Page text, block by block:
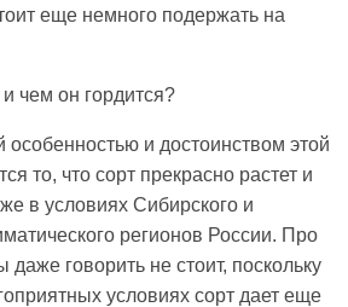
еще немного подержать на
чем он гордится?
и достоинством этой
то, что сорт прекрасно растет и
в условиях Сибирского и
регионов России. Про
даже говорить не стоит, поскольку
условиях сорт дает еще